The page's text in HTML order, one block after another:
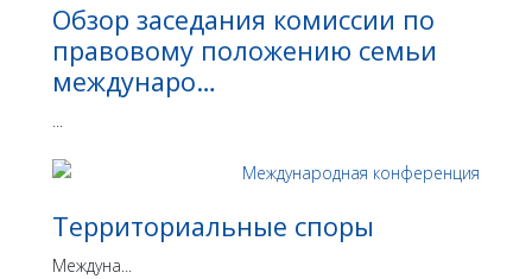
Обзор заседания комиссии по
правовому положению семьи
междунаро…
Территориальные споры
Междуна...